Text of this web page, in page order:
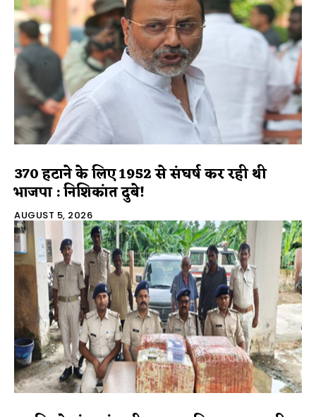
370 हटाने के लिए 1952 से संघर्ष कर रही थी
भाजपा : निशिकांत दुबे!
AUGUST 5, 2026